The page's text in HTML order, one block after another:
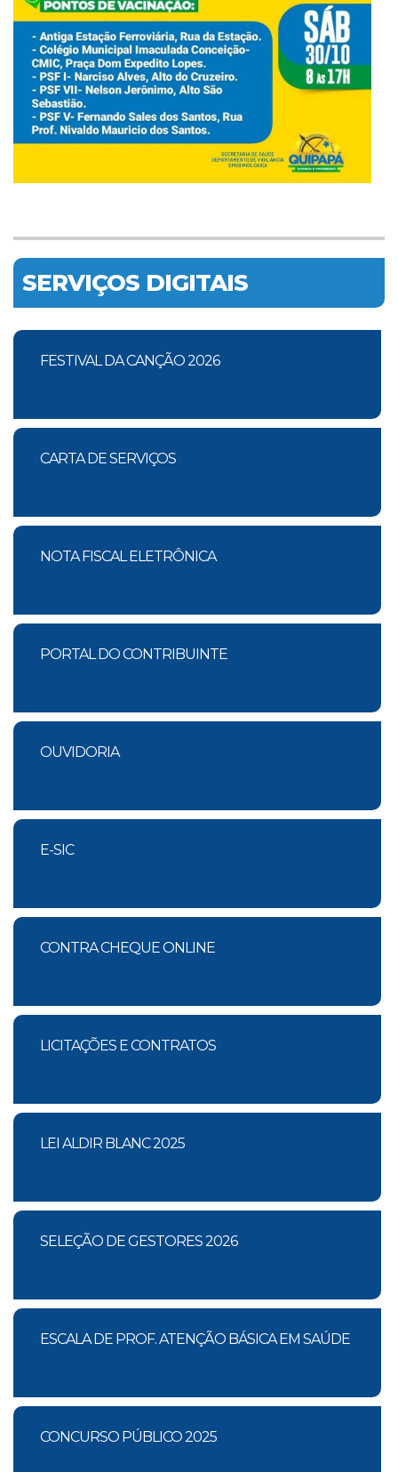
SERVIÇOS DIGITAIS
FESTIVAL DA CANÇÃO 2026
CARTA DE SERVIÇOS
NOTA FISCAL ELETRÔNICA
PORTAL DO CONTRIBUINTE
OUVIDORIA
E-SIC
CONTRA CHEQUE ONLINE
LICITAÇÕES E CONTRATOS
LEI ALDIR BLANC 2025
SELEÇÃO DE GESTORES 2026
ESCALA DE PROF. ATENÇÃO BÁSICA EM SAÚDE
CONCURSO PÚBLICO 2025